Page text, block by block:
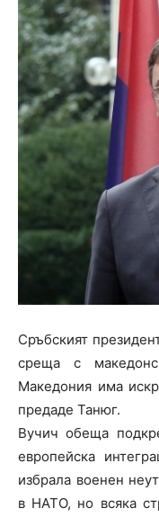
Сръбският
среща с
Македония има
предаде Танюг.
Вучич обеща
европейска
избрала военен
в НАТО, но всяка